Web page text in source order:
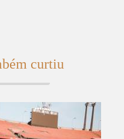
curtiu